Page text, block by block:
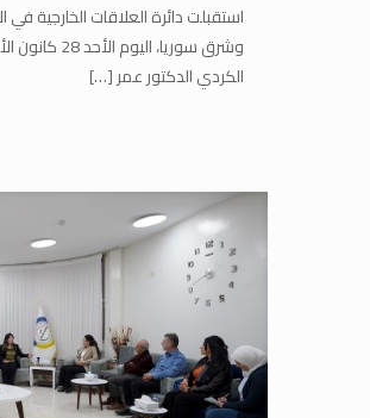
استقبلت دائرة العلاقات الخارجية في
الكردي الدكتور عمر[…]